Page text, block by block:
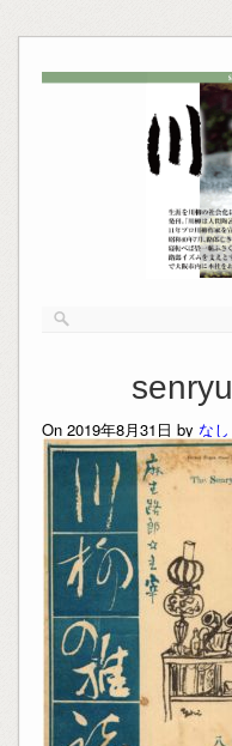
On 2019年8月31日 by なし